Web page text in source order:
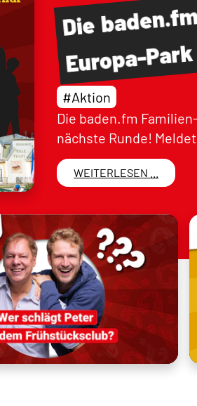
Die
Europa-Park
#Aktion
Die baden.fm
nächste Runde!
WEITERLESEN ...